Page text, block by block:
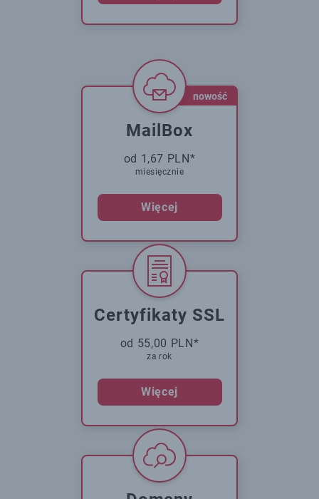
nowość
MailBox
od 1,67 PLN*
miesięcznie
Więcej
Certyfikaty SSL
od 55,00 PLN*
za rok
Więcej